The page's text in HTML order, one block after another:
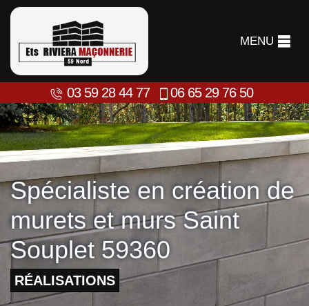
MENU
03 59 28 44 77 06 65 29 76 50
Spécialiste en création de
murets et murs Saint
Souplet 59360
RÉALISATIONS